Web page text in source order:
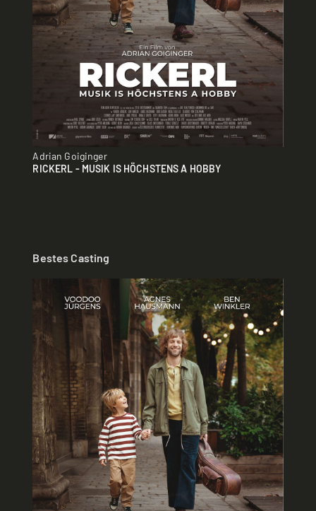
Adrian Goiginger
RICKERL - MUSIK IS HÖCHSTENS A HOBBY
Bestes Casting